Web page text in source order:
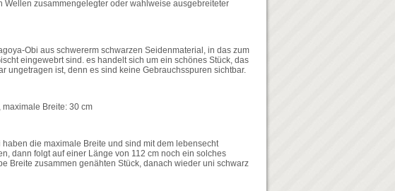
Wellen zusammengelegter oder wahlweise ausgebreiteter
Obi aus schwererm schwarzen Seidenmaterial, in das zum
eingewebrt sind. es handelt sich um ein schönes Stück, das
ungetragen ist, denn es sind keine Gebrauchsspuren sichtbar.
Breite: 30 cm
haben die maximale Breite und sind mit dem lebensecht
dann folgt auf einer Länge von 112 cm noch ein solches
Breite zusammen genähten Stück, danach wieder uni schwarz